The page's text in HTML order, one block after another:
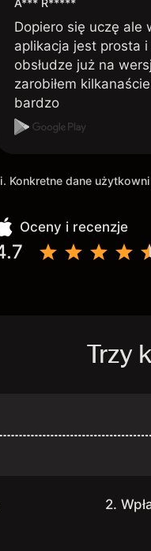
A*** R*****
Dopiero się uczę ale
aplikacja jest prosta i
obsłudze już na
zarobiłem
bardzo
dane
Oceny i recenzje
Trzy
2.